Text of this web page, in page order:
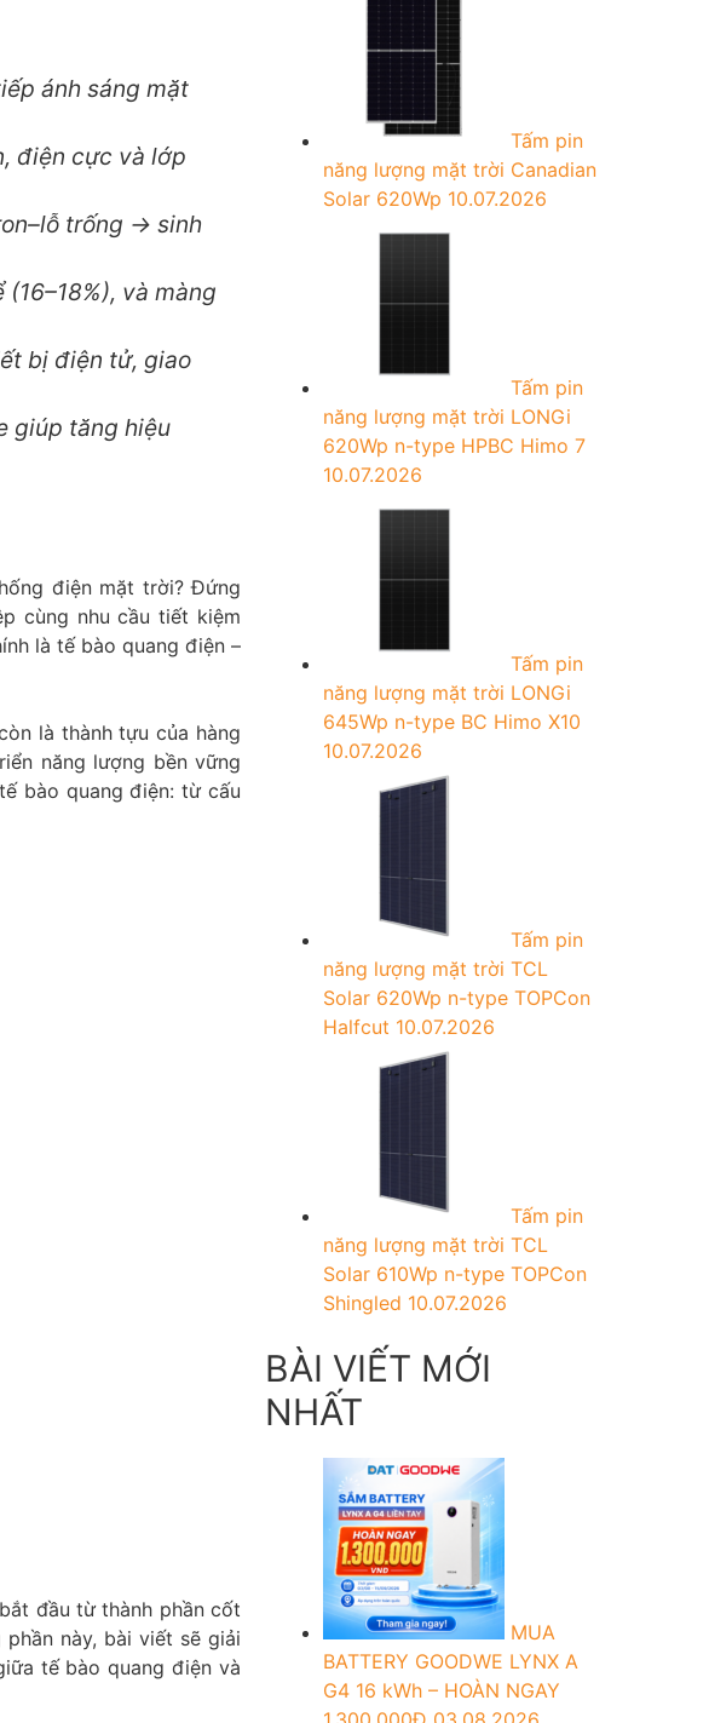
ánh sáng mặt
điện cực và lớp
trống → sinh
và màng
bị điện tử, giao
giúp tăng hiệu
điện mặt trời? Đứng
cùng nhu cầu tiết kiệm
là tế bào quang điện –
là thành tựu của hàng
năng lượng bền vững
bào quang điện: từ cấu
đầu từ thành phần cốt
này, bài viết sẽ giải
tế bào quang điện và
Tấm pin
năng lượng mặt trời Canadian
Solar 620Wp 10.07.2026
Tấm pin
năng lượng mặt trời LONGi
620Wp n-type HPBC Himo 7
10.07.2026
Tấm pin
năng lượng mặt trời LONGi
645Wp n-type BC Himo X10
10.07.2026
Tấm pin
năng lượng mặt trời TCL
Solar 620Wp n-type TOPCon
Halfcut 10.07.2026
Tấm pin
năng lượng mặt trời TCL
Solar 610Wp n-type TOPCon
Shingled 10.07.2026
BÀI VIẾT MỚI
NHẤT
MUA
BATTERY GOODWE LYNX A
G4 16 kWh – HOÀN NGAY